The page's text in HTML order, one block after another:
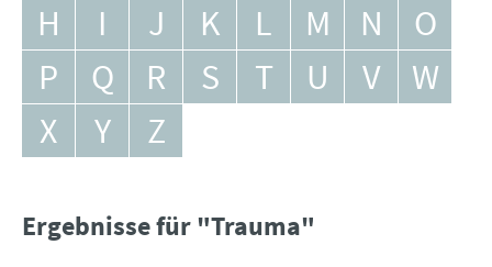
H
I J K L M N
O
P
Q R S T U V
W
X
Y Z
Ergebnisse für "Trauma"